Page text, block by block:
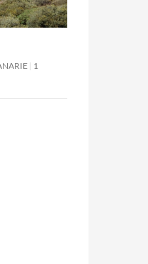
1